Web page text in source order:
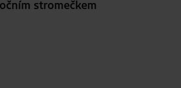
stromečkem